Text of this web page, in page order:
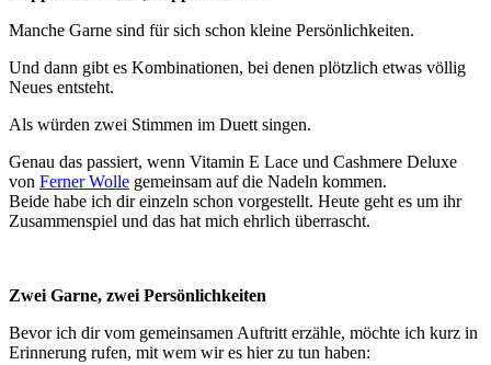
Manche Garne sind für sich schon kleine Persönlichkeiten.
Und dann gibt es Kombinationen, bei denen plötzlich etwas völlig
Neues entsteht.
Als würden zwei Stimmen im Duett singen.
Genau das passiert, wenn Vitamin E Lace und Cashmere Deluxe
von Ferner Wolle gemeinsam auf die Nadeln kommen.
Beide habe ich dir einzeln schon vorgestellt. Heute geht es um ihr
Zusammenspiel und das hat mich ehrlich überrascht.
Zwei Garne, zwei Persönlichkeiten
Bevor ich dir vom gemeinsamen Auftritt erzähle, möchte ich kurz in
Erinnerung rufen, mit wem wir es hier zu tun haben: